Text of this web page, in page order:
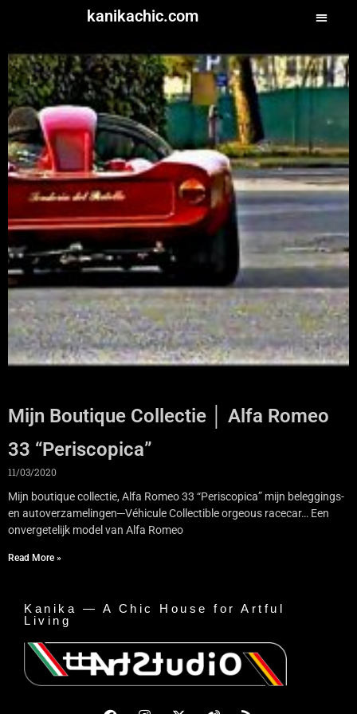
kanikachic.com
Mijn Boutique Collectie │ Alfa Romeo
33 “Periscopica”
11/03/2020
Mijn boutique collectie, Alfa Romeo 33 “Periscopica” mijn beleggings-
en autoverzamelingen─Véhicule Collectible orgeous racecar… Een
onvergetelijk model van Alfa Romeo
Read More »
Kanika — A Chic House for Artful
Living